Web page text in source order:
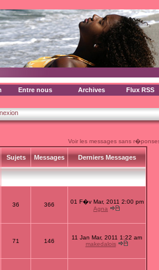
Entre nous Archives Flux RSS
Voir les messages sans
Sujets Messages Derniers Messages
36 366
01 F�v Mar, 2011 2:00 pm
Agna
71 146
11 Jan Mar, 2011 1:22 am
makedalois